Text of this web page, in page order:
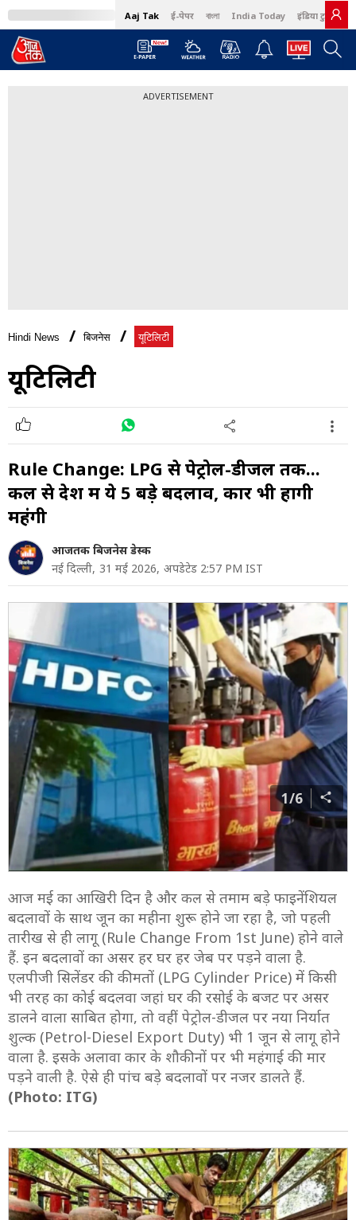
Aaj Tak ई-पेपर বাংলা India Today इंडिया टुडे हिंदी
ADVERTISEMENT
Hindi News बिजनेस यूटिलिटी
यूटिलिटी
Rule Change: LPG से पेट्रोल-डीजल तक...
कल से देश में ये 5 बड़े बदलाव, कारें भी होंगी
महंगी
आजतक बिजनेस डेस्क
नई दिल्ली, 31 मई 2026, अपडेटेड 2:57 PM IST
1/6
आज मई का आखिरी दिन है और कल से तमाम बड़े फाइनेंशियल
बदलावों के साथ जून का महीना शुरू होने जा रहा है, जो पहली
तारीख से ही लागू (Rule Change From 1st June) होने वाले
हैं. इन बदलावों का असर हर घर हर जेब पर पड़ने वाला है.
एलपीजी सिलेंडर की कीमतों (LPG Cylinder Price) में किसी
भी तरह का कोई बदलवा जहां घर की रसोई के बजट पर असर
डालने वाला साबित होगा, तो वहीं पेट्रोल-डीजल पर नया निर्यात
शुल्क (Petrol-Diesel Export Duty) भी 1 जून से लागू होने
वाला है. इसके अलावा कार के शौकीनों पर भी महंगाई की मार
पड़ने वाली है. ऐसे ही पांच बड़े बदलावों पर नजर डालते हैं.
(Photo: ITG)